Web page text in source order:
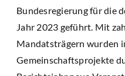
Bundesregierung für die
Jahr 2023 geführt. Mit
Mandatsträgern wurden
Gemeinschaftsprojekte